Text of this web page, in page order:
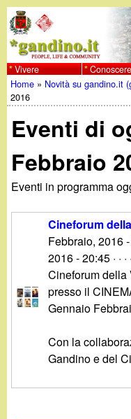
al
w
w
w
.
g
n
d
n
Vivere Conoscere
Tu
sei
qui
Home » Novità su gandino.it
2016
Eventi di
Febbraio
Eventi in programma
Cineforum
Febbraio, 2016
2016 - 20:45 · ·
Cineforum della
presso il
Gennaio
Con la
Gandino e del